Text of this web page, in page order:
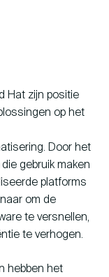
Hat zijn positie
op het
Door het
gebruik maken
platforms
om de
te versnellen,
te verhogen.
hebben het